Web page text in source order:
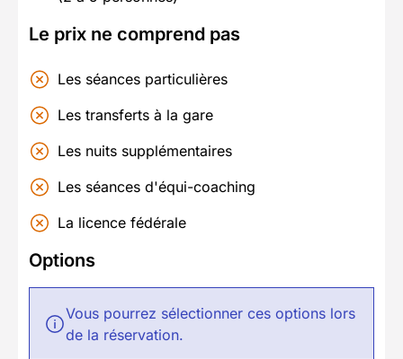
Le prix ne comprend pas
Les séances particulières
Les transferts à la gare
Les nuits supplémentaires
Les séances d'équi-coaching
La licence fédérale
Options
Vous pourrez sélectionner ces options lors
de la réservation.